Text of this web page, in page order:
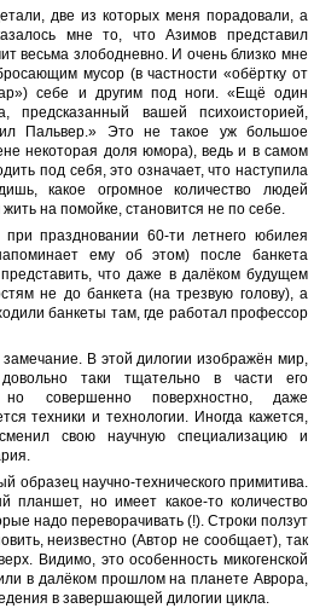
две из которых меня порадовали, а
мне то, что Азимов представил
весьма злободневно. И очень близко мне
мусор (в частности «обёртку от
себе и другим под ноги. «Ещё один
предсказанный вашей психоисторией,
Пальвер.» Это не такое уж большое
некоторая доля юмора), ведь и в самом
под себя, это означает, что наступила
какое огромное количество людей
на помойке, становится не по себе.
праздновании 60-ти летнего юбилея
ему об этом) после банкета
что даже в далёком будущем
не до банкета (на трезвую голову), а
банкеты там, где работал профессор
В этой дилогии изображён мир,
довольно таки тщательно в части его
но совершенно поверхностно, даже
техники и технологии. Иногда кажется,
свою научную специализацию и
образец научно-технического примитива.
планшет, но имеет какое-то количество
надо переворачивать (!). Строки ползут
неизвестно (Автор не сообщает), так
Видимо, это особенность микогенской
в далёком прошлом на планете Аврора,
в завершающей дилогии цикла.